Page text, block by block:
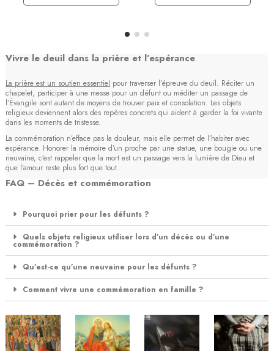
Vivre le deuil dans la prière et l’espérance
La prière est un soutien essentiel pour traverser l’épreuve du deuil. Réciter un
chapelet, participer à une messe pour un défunt ou méditer un passage de
l’Évangile sont autant de moyens de trouver paix et consolation. Les objets
religieux deviennent alors des repères concrets qui aident à garder la foi vivante
dans les moments de tristesse.
La commémoration n’efface pas la douleur, mais elle permet de l’habiter avec
espérance. Honorer la mémoire d’un proche par une statue, une bougie ou une
neuvaine, c’est rappeler que la mort est un passage vers la lumière de Dieu et
que l’amour reste plus fort que tout.
FAQ – Décès et commémoration
Pourquoi prier pour les défunts ?
Quels objets religieux utiliser lors d’un décès ou d’une
commémoration ?
Qu’est-ce qu’une neuvaine pour les défunts ?
Comment vivre une commémoration en famille ?